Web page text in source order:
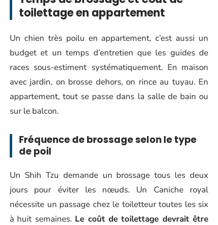
toilettage en appartement
Un chien très poilu en appartement, c’est aussi un
budget et un temps d’entretien que les guides de
races sous-estiment systématiquement. En maison
avec jardin, on brosse dehors, on rince au tuyau. En
appartement, tout se passe dans la salle de bain ou
sur le balcon.
Fréquence de brossage selon le type
de poil
Un Shih Tzu demande un brossage tous les deux
jours pour éviter les nœuds. Un Caniche royal
nécessite un passage chez le toiletteur toutes les six
à huit semaines. Le coût de toilettage devrait être